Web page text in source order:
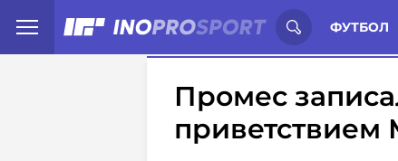
ФУТБОЛ
Иностранцы о спорте России:
Промес